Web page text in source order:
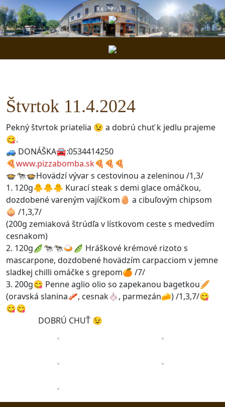
Štvrtok 11.4.2024
Pekný štvrtok priatelia 😉 a dobrú chuť k jedlu prajeme
😋.
🚙 DONÁŠKA🚘:0534414250
🍕www.pizzabomba.sk🍕🍕🍕
🍲🐄🍲Hovädzí vývar s cestovinou a zeleninou /1,3/
1. 120g🐥🐥🐥 Kurací steak s demi glace omáčkou,
dozdobené vareným vajíčkom🥚 a cibuľovým chipsom
🧅 /1,3,7/
(200g zemiaková štrúdľa v lístkovom ceste s medvedím
cesnakom)
2. 120g🫛🐄🐄🍛🫛 Hráškové krémové rizoto s
mascarpone, dozdobené hovädzím carpacciom v jemne
sladkej chilli omáčke s grepom🍊 /7/
3. 200g😋 Penne aglio olio so zapekanou bagetkou🥖
(oravská slanina🥓, cesnak🧄, parmezán🧀) /1,3,7/😋
😋😋
DOBRÚ CHUŤ 😉